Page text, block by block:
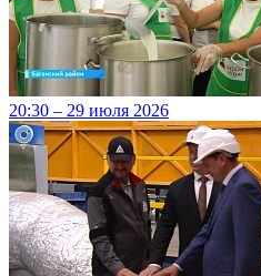
20:30 – 29 июля 2026